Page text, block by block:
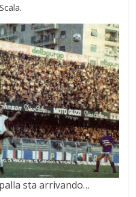
sta arrivando…